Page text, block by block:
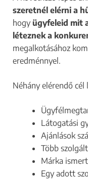
szeretnél elérni a
hogy ügyfeleid mit
léteznek a
megalkotásához
eredménnyel.
Néhány elérendő cél
Látogatási
Ajánlások
Több
Márka
Egy adott